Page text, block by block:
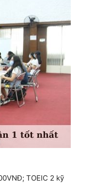
TOEIC 2 kỹ